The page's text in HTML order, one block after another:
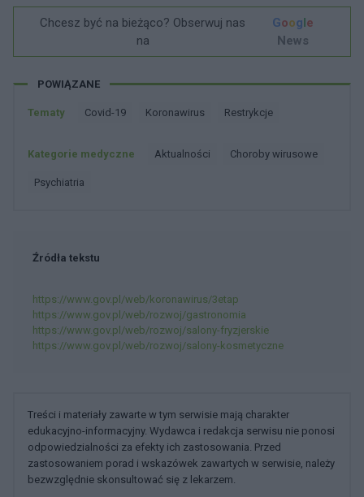
Chcesz być na bieżąco? Obserwuj nas
na
Google
News
POWIĄZANE
Tematy Covid-19 Koronawirus Restrykcje
Kategorie medyczne Aktualności Choroby wirusowe
Psychiatria
Źródła tekstu
https://www.gov.pl/web/koronawirus/3etap
https://www.gov.pl/web/rozwoj/gastronomia
https://www.gov.pl/web/rozwoj/salony-fryzjerskie
https://www.gov.pl/web/rozwoj/salony-kosmetyczne
Treści i materiały zawarte w tym serwisie mają charakter
edukacyjno-informacyjny. Wydawca i redakcja serwisu nie ponosi
odpowiedzialności za efekty ich zastosowania. Przed
zastosowaniem porad i wskazówek zawartych w serwisie, należy
bezwzględnie skonsultować się z lekarzem.